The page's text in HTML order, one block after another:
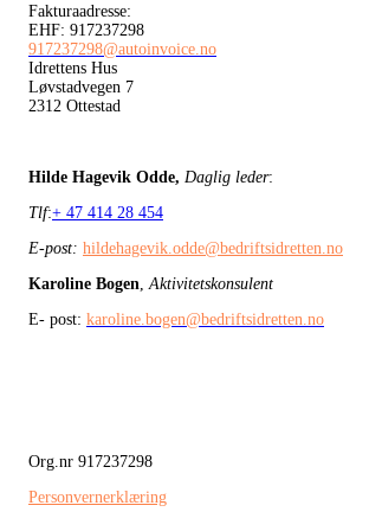
Fakturaadresse:
EHF: 917237298
917237298@autoinvoice.no
Idrettens Hus
Løvstadvegen 7
2312 Ottestad
Hilde Hagevik Odde, Daglig leder:
Tlf:+ 47 414 28 454
E-post: hildehagevik.odde@bedriftsidretten.no
Karoline Bogen Aktivitetskonsulent
E- post: karoline.bogen@bedriftsidretten.no
Org.nr 917237298
Personvernerklæring